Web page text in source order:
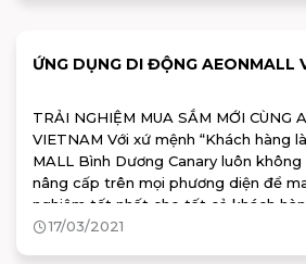
ỨNG DỤNG DI ĐỘNG AEONMALL
TRẢI NGHIỆM MUA SẮM MỚI CÙNG
VIETNAM Với xứ mệnh “Khách hàng
MALL Bình Dương Canary luôn
nâng cấp trên mọi phương diện để
nghiệm tốt nhất cho tất cả khách
AEONMALL Vietnam đã ra đời như
17/03/2021